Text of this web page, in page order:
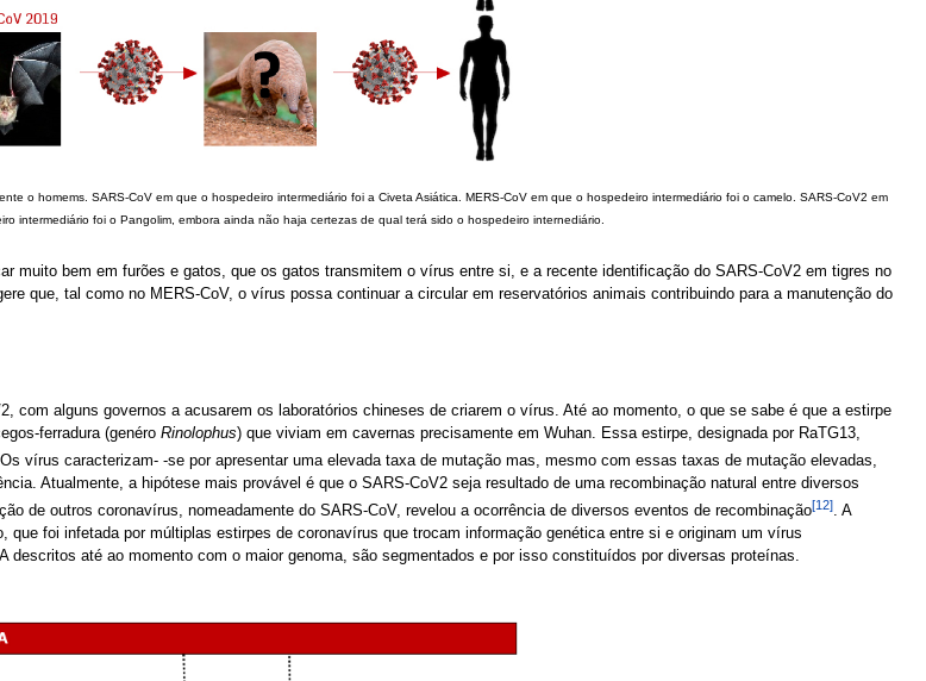
o homems. SARS-CoV em que o hospedeiro intermediário foi a Civeta Asiática. MERS-CoV em que o hospedeiro intermediário foi o camelo. SARS-CoV2 em
intermediário foi o Pangolim, embora ainda não haja certezas de qual terá sido o hospedeiro internediário.
muito bem em furões e gatos, que os gatos transmitem o vírus entre si, e a recente identificação do SARS-CoV2 em tigres no
que, tal como no MERS-CoV, o vírus possa continuar a circular em reservatórios animais contribuindo para a manutenção do
com alguns governos a acusarem os laboratórios chineses de criarem o vírus. Até ao momento, o que se sabe é que a estirpe
ferradura (genéro Rinolophus) que viviam em cavernas precisamente em Wuhan. Essa estirpe, designada por RaTG13,
vírus caracterizam- -se por apresentar uma elevada taxa de mutação mas, mesmo com essas taxas de mutação elevadas,
Atualmente, a hipótese mais provável é que o SARS-CoV2 seja resultado de uma recombinação natural entre diversos
de outros coronavírus, nomeadamente do SARS-CoV, revelou a ocorrência de diversos eventos de recombinação[12]. A
que foi infetada por múltiplas estirpes de coronavírus que trocam informação genética entre si e originam um vírus
descritos até ao momento com o maior genoma, são segmentados e por isso constituídos por diversas proteínas.